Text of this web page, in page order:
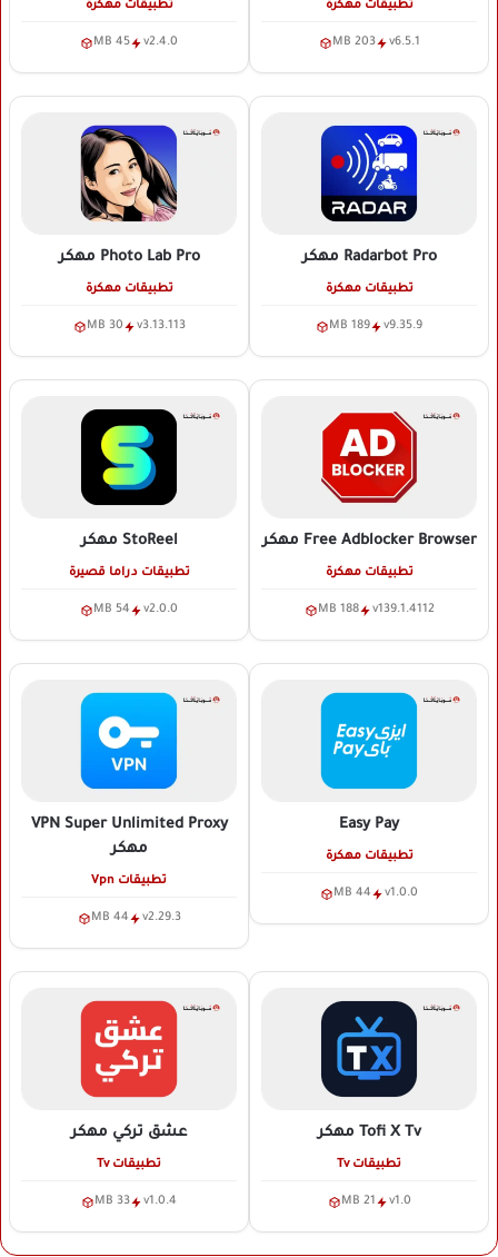
تطبيقات مهكرة
v6.5.1
203 MB
تطبيقات مهكرة
v2.4.0
45 MB
Radarbot Pro مهكر
تطبيقات مهكرة
v9.35.9
189 MB
Photo Lab Pro مهكر
تطبيقات مهكرة
v3.13.113
30 MB
Free Adblocker Browser مهكر
تطبيقات مهكرة
v139.1.4112
188 MB
StoReel مهكر
تطبيقات دراما قصيرة
v2.0.0
54 MB
Easy Pay
تطبيقات مهكرة
v1.0.0
44 MB
VPN Super Unlimited Proxy
مهكر
تطبيقات Vpn
v2.29.3
44 MB
Tofi X Tv مهكر
تطبيقات Tv
v1.0
21 MB
عشق تركي مهكر
تطبيقات Tv
v1.0.4
33 MB